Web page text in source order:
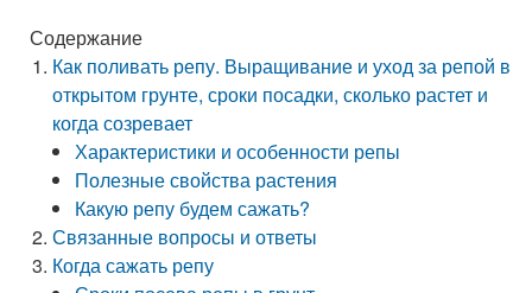
Содержание
Как поливать репу. Выращивание и уход за репой в
открытом грунте, сроки посадки, сколько растет и
когда созревает
Характеристики и особенности репы
Полезные свойства растения
Какую репу будем сажать?
Связанные вопросы и ответы
Когда сажать репу